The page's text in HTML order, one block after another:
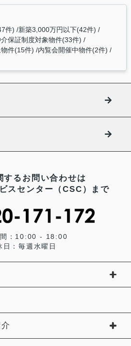
件) 新築3,000万円以下(42件)
保証制度対象物件(33件)
件(15件) 内覧会開催中物件(2件)
するお問い合わせは
スセンター（CSC）まで
間：10:00 - 18:00
日：毎週水曜日